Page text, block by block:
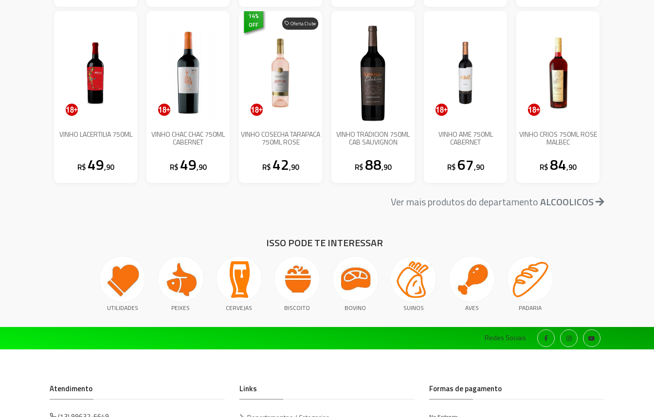
VINHO LACERTILIA 750ML
R$ 49,90
VINHO CHAC CHAC 750ML
CABERNET
R$ 49,90
Oferta Clube
14%
OFF
VINHO COSECHA TARAPACA
750ML ROSE
R$ 42,90
VINHO TRADICION 750ML
CAB SAUVIGNON
R$ 88,90
VINHO AME 750ML
CABERNET
R$ 67,90
VINHO CRIOS 750ML ROSE
MALBEC
R$ 84,90
Ver mais produtos do departamentoALCOOLICOS
ISSO PODE TE INTERESSAR
UTILIDADES PEIXES CERVEJAS BISCOITO BOVINO SUINOS AVES PADARIA
Redes Sociais
Atendimento Links Formas de pagamento